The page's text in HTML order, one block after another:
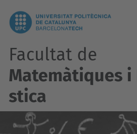
Facultat de
Matemàtiques
stica